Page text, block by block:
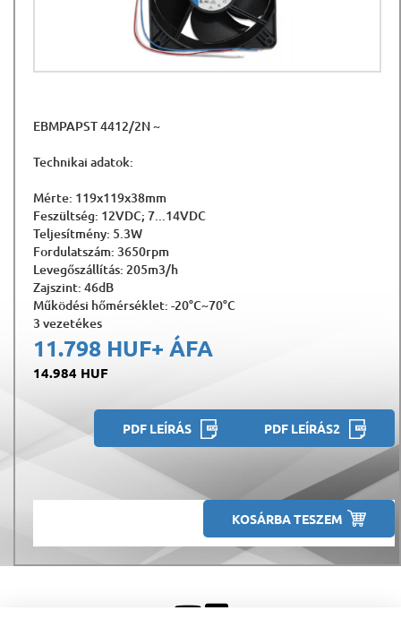
EBMPAPST 4412/2N ~
Technikai adatok:
Mérte: 119x119x38mm
Feszültség: 12VDC; 7...14VDC
Teljesítmény: 5.3W
Fordulatszám: 3650rpm
Levegőszállítás: 205m3/h
Zajszint: 46dB
Működési hőmérséklet: -20°C~70°C
3 vezetékes
11.798 HUF+ ÁFA
14.984 HUF
PDF LEÍRÁS PDF LEÍRÁS2
KOSÁRBA TESZEM